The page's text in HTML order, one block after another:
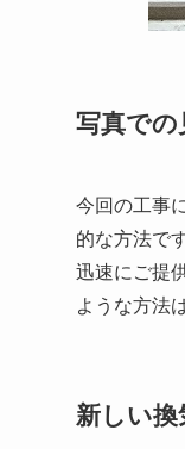
写真での
今回の工事
的な方法で
迅速にご提
ような方法
新しい換